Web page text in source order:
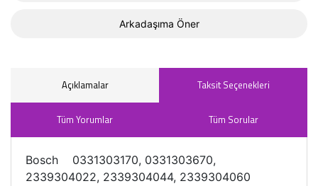
Arkadaşıma Öner
Açıklamalar Taksit Seçenekleri
Tüm Yorumlar Tüm Sorular
Bosch 0331303170, 0331303670,
2339304022, 2339304044, 2339304060